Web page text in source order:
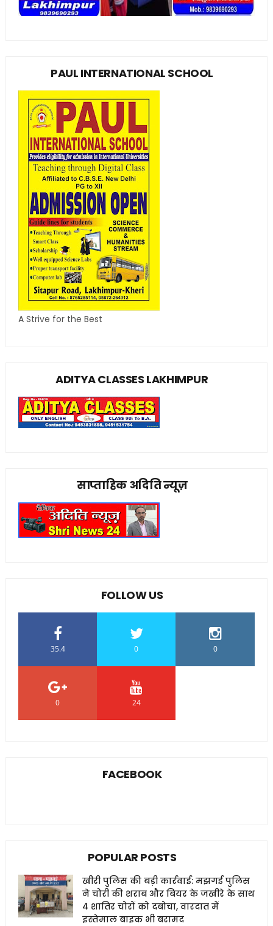
PAUL INTERNATIONAL SCHOOL
A Strive for the Best
ADITYA CLASSES LAKHIMPUR
साप्ताहिक अदिति न्यूज़
FOLLOW US
35.4 0 0
0 24
FACEBOOK
POPULAR POSTS
खीरी पुलिस की बड़ी कार्रवाई: मझगई पुलिस
ने चोरी की शराब और बियर के जखीरे के साथ
4 शातिर चोरों को दबोचा, वारदात में
इस्तेमाल बाइक भी बरामद